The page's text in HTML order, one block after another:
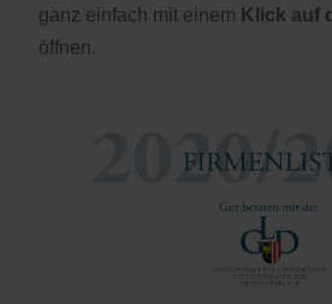
ganz einfach mit einem Klick auf
öffnen.